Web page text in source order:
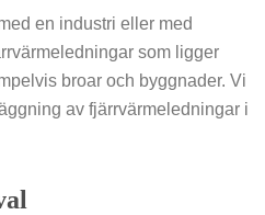
en industri eller med
som ligger
broar och byggnader. Vi
av fjärrvärmeledningar i